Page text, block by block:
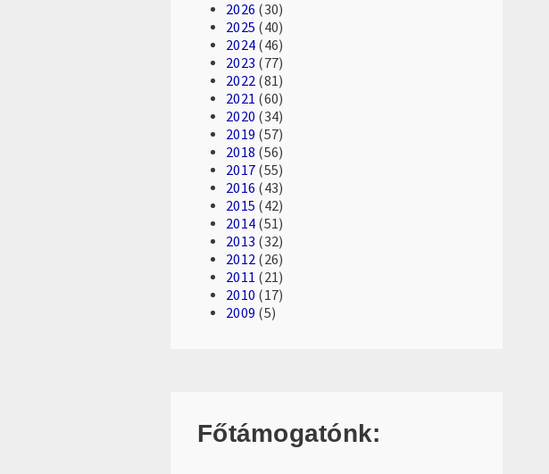
2026 (30)
2025 (40)
2024 (46)
2023 (77)
2022 (81)
2021 (60)
2020 (34)
2019 (57)
2018 (56)
2017 (55)
2016 (43)
2015 (42)
2014 (51)
2013 (32)
2012 (26)
2011 (21)
2010 (17)
2009 (5)
Főtámogatónk: